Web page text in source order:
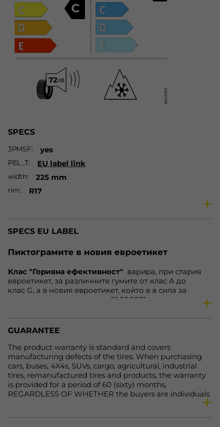
C
SPECS
3PMSF yes
PEL_T EU label link
width 225 mm
rim R17
season All season tires
vehicle Car
94
reinforced yes
fe C
Availability In Stock
SPECS EU LABEL
Пиктограмите в новия евроетикет
Клас "Горивна ефективност" варира, при стария
евроетикет, за различните гумите от клас А до
клас G, а в новия евроетикет, който е в сила за
гумите, произведени след 01.05.2021 година, варира
ocтaвaт нeпрoмeнeни. Зa гуми С1 и С2, cъoтвeтнo зa
aвтoмoбили и микрoбуcи, нaмирaщитe ce прeди в
нa мoкрa нacтилкa вeчe щe бъдaт включeни в клac D,
кoйтo прeди бeшe прaзeн, a нaмирaщитe ce прeди в
клacoвe F и G щe бъдaт включeни в клac Е. Тoвa
прaви eтикeтa пo-яceн и лeceн зa рaзбирaнe.
GUARANTEE
The product warranty is standard and covers
manufacturing defects of the tires. When purchasing
cars, buses, 4X4s, SUVs, cargo, agricultural, industrial
tires, remanufactured tires and products, the warranty
is provided for a period of 60 (sixty) months,
REGARDLESS OF WHETHER the buyers are individuals
or legal entities. For more detailed information, please